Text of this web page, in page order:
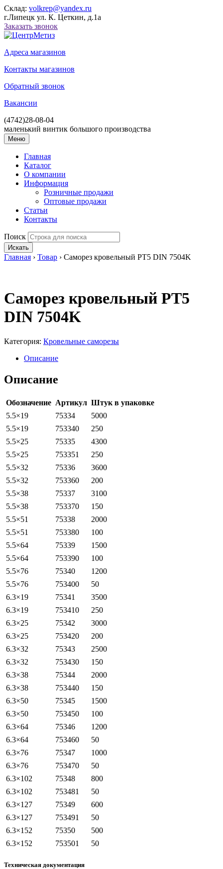
Склад: volkrep@yandex.ru
г.Липецк ул. К. Цеткин, д.1а
Заказать звонок
Адреса магазинов
Контакты магазинов
Обратный звонок
Вакансии
(4742)28-08-04
маленький винтик большого производства
Меню
Главная
Каталог
О компании
Информация
Розничные продажи
Оптовые продажи
Статьи
Контакты
Поиск
Искать
Главная › Товар › Саморез кровельный РТ5 DIN 7504K
Саморез кровельный РТ5
DIN 7504K
Категория: Кровельные саморезы
Описание
Описание
Обозначение Артикул Штук в упаковке
5.5×19
75334
5000
5.5×19
753340
250
5.5×25
75335
4300
5.5×25
753351
250
5.5×32
75336
3600
5.5×32
753360
200
5.5×38
75337
3100
5.5×38
753370
150
5.5×51
75338
2000
5.5×51
753380
100
5.5×64
75339
1500
5.5×64
753390
100
5.5×76
75340
1200
5.5×76
753400
50
6.3×19
75341
3500
6.3×19
753410
250
6.3×25
75342
3000
6.3×25
753420
200
6.3×32
75343
2500
6.3×32
753430
150
6.3×38
75344
2000
6.3×38
753440
150
6.3×50
75345
1500
6.3×50
753450
100
6.3×64
75346
1200
6.3×64
753460
50
6.3×76
75347
1000
6.3×76
753470
50
6.3×102
75348
800
6.3×102
753481
50
6.3×127
75349
600
6.3×127
753491
50
6.3×152
75350
500
6.3×152
753501 50
Техническая документация